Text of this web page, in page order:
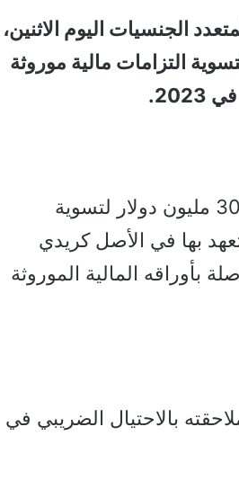
الجنسيات اليوم الاثنين،
التزامات مالية موروثة
وأضاف البنك السويسري أنه وافق على دفع 300 مليون دولار لتسوية
بها في الأصل كريدي
تسوية ترجع لعام 2017 على صلة بأوراقه المالية الموروثة
لوقف ملاحقته بالاحتيال الضريبي في